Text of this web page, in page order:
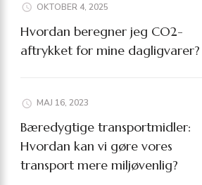
OKTOBER 4, 2025
Hvordan beregner jeg CO2-
aftrykket for mine dagligvarer?
MAJ 16, 2023
Bæredygtige transportmidler:
Hvordan kan vi gøre vores
transport mere miljøvenlig?